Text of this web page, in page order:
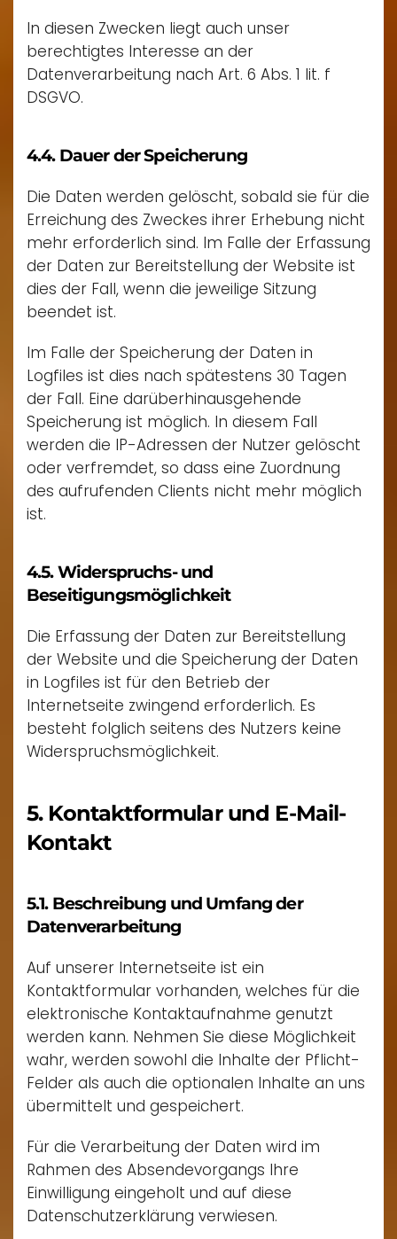
In diesen Zwecken liegt auch unser
berechtigtes Interesse an der
Datenverarbeitung nach Art. 6 Abs. 1 lit. f
DSGVO.
4.4. Dauer der Speicherung
Die Daten werden gelöscht, sobald sie für die
Erreichung des Zweckes ihrer Erhebung nicht
mehr erforderlich sind. Im Falle der Erfassung
der Daten zur Bereitstellung der Website ist
dies der Fall, wenn die jeweilige Sitzung
beendet ist.
Im Falle der Speicherung der Daten in
Logfiles ist dies nach spätestens 30 Tagen
der Fall. Eine darüberhinausgehende
Speicherung ist möglich. In diesem Fall
werden die IP-Adressen der Nutzer gelöscht
oder verfremdet, so dass eine Zuordnung
des aufrufenden Clients nicht mehr möglich
ist.
4.5. Widerspruchs- und
Beseitigungsmöglichkeit
Die Erfassung der Daten zur Bereitstellung
der Website und die Speicherung der Daten
in Logfiles ist für den Betrieb der
Internetseite zwingend erforderlich. Es
besteht folglich seitens des Nutzers keine
Widerspruchsmöglichkeit.
5. Kontaktformular und E-Mail-
Kontakt
5.1. Beschreibung und Umfang der
Datenverarbeitung
Auf unserer Internetseite ist ein
Kontaktformular vorhanden, welches für die
elektronische Kontaktaufnahme genutzt
werden kann. Nehmen Sie diese Möglichkeit
wahr, werden sowohl die Inhalte der Pflicht-
Felder als auch die optionalen Inhalte an uns
übermittelt und gespeichert.
Für die Verarbeitung der Daten wird im
Rahmen des Absendevorgangs Ihre
Einwilligung eingeholt und auf diese
Datenschutzerklärung verwiesen.